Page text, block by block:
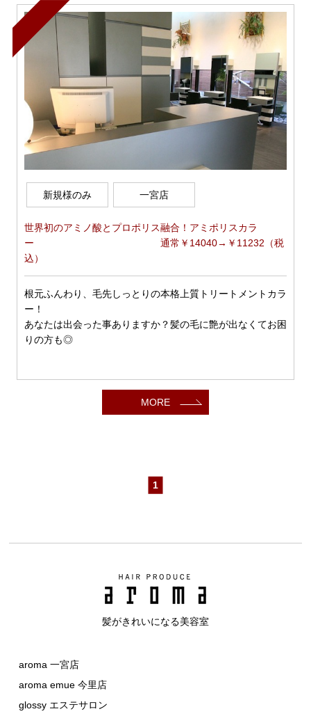
新規様のみ 一宮店
世界初のアミノ酸とプロポリス融合！アミポリスカラ
ー 通常￥14040→￥11232（税
込）
根元ふんわり、毛先しっとりの本格上質トリートメントカラ
ー！
あなたは出会った事ありますか？髪の毛に艶が出なくてお困
りの方も◎
MORE
1
髪がきれいになる美容室
aroma 一宮店
aroma emue 今里店
glossy エステサロン